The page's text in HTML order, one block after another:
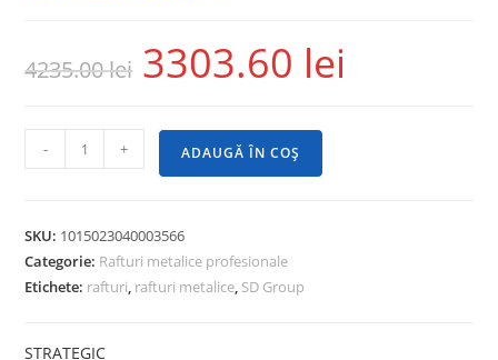
4235.00lei 3303.60 lei
- + ADAUGĂ ÎN COȘ
SKU: 1015023040003566
Categorie: Rafturi metalice profesionale
Etichete: rafturi, rafturi metalice, SD Group
STRATEGIC